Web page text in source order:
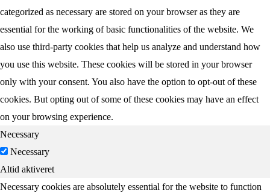
categorized as necessary are stored on your browser as they are
essential for the working of basic functionalities of the website. We
also use third-party cookies that help us analyze and understand how
you use this website. These cookies will be stored in your browser
only with your consent. You also have the option to opt-out of these
cookies. But opting out of some of these cookies may have an effect
on your browsing experience.
Necessary
Necessary
Altid aktiveret
Necessary cookies are absolutely essential for the website to function